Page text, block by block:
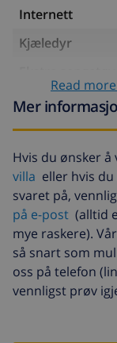
Internett
Kjæledyr
Ekstra
Sen utsjekking
Ekstra
Read more
Mer
Hvis du ønsker
villa eller hvis
svaret på,
på e-post (alltid
mye raskere).
så snart som
oss på telefon
vennligst prøv